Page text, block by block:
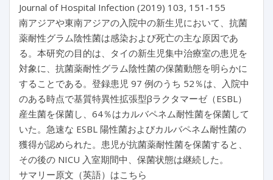
Journal of Hospital Infection (2019) 103, 151-155
南アジアや東南アジアの入院中の新生児において、抗菌
薬耐性グラム陰性菌は感染および死亡の主な原因であ
る。本研究の目的は、タイの新生児集中治療室の患児を
対象に、抗菌薬耐性グラム陰性菌の保菌動態を明らかに
することである。登録患児 97 例のうち 52％は、入院中
のある時点で基質特異性拡張型βラクタマーゼ（ESBL）
産生菌を保菌し、64％はカルバペネム耐性菌を保菌して
いた。急速な ESBL 陽性菌およびカルバペネム耐性菌の
獲得が認められた。患児が抗菌薬耐性菌を保菌すると、
その後の NICU 入室期間中、保菌状態は継続した。
サマリー原文（英語）はこちら